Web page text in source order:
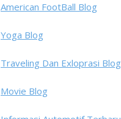
American FootBall Blog
Yoga Blog
Traveling Dan Exloprasi Blog
Movie Blog